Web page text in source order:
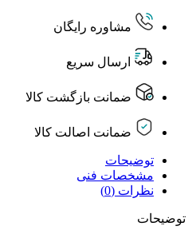
مشاوره رایگان
ارسال سریع
ضمانت بازگشت کالا
ضمانت اصالت کالا
توضیحات
مشخصات فنی
نظرات (0)
توضیحات